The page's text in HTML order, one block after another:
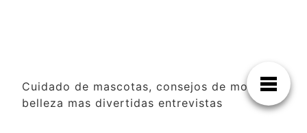
Cuidado de mascotas, consejos de moda y
belleza mas divertidas entrevistas